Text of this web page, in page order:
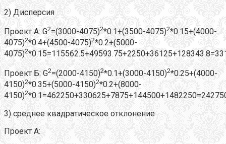
2) Дисперсия
Проект А: G2=(3000-4075)2*0.1+(3500-4075)2*0.15+(4000-
4075)2*0.4+(4500-4075)2*0.2+(5000-
4075)2
Проект Б: G2=(2000-4150)2*0.1+(3000-4150)2*0.25+(4000-
4150)2*0.35+(5000-4150)2*0.2+(8000-
4150)2
3) среднее квадратическое отклонение
Проект А: